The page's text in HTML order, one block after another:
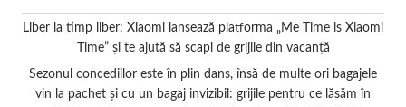
Liber la timp liber: Xiaomi lansează platforma „Me Time is Xiaomi
Time” și te ajută să scapi de grijile din vacanță
Sezonul concediilor este în plin dans, însă de multe ori bagajele
vin la pachet și cu un bagaj invizibil: grijile pentru ce lăsăm în